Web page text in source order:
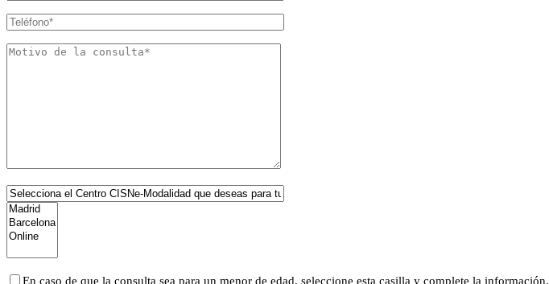
En caso de que la consulta sea para un menor de edad, seleccione esta casilla y complete la información.